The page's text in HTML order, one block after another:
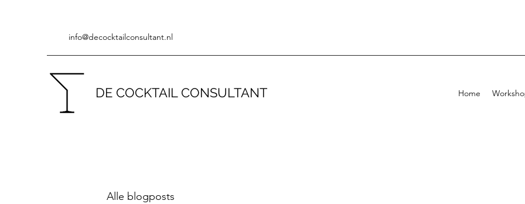
info@decocktailconsultant.nl
DE COCKTAIL CONSULTANT Home
Alle blogposts